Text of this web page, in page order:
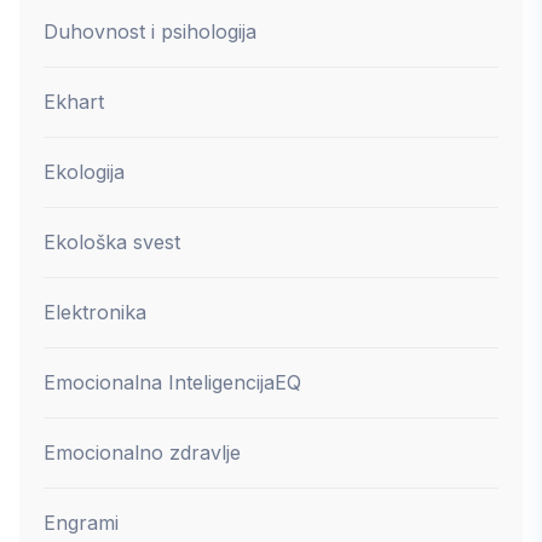
Duhovnost i psihologija
Ekhart
Ekologija
Ekološka svest
Elektronika
Emocionalna InteligencijaEQ
Emocionalno zdravlje
Engrami